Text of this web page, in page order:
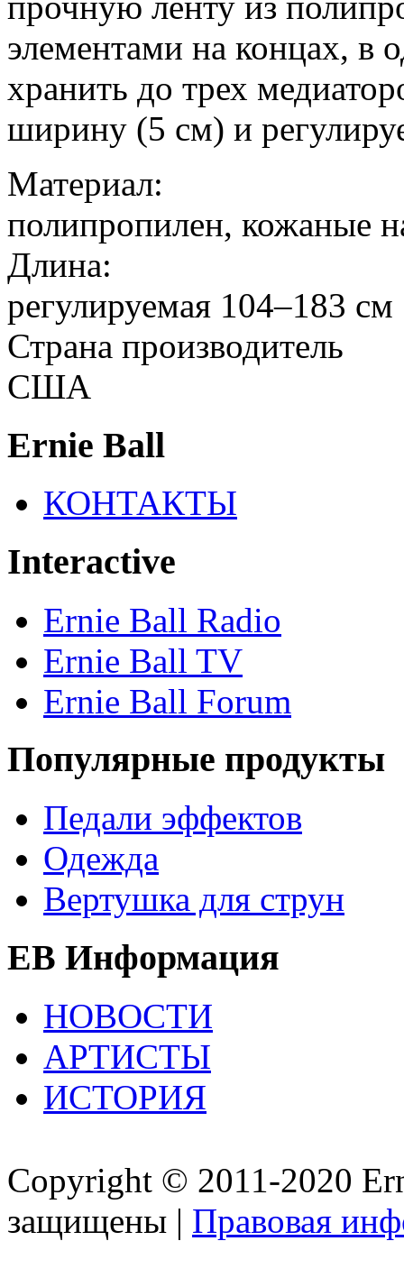
элементами на концах, в
хранить до трех
ширину (5 см) и
Материал:
полипропилен, кожаные
Длина:
регулируемая 104–183 см
Страна производитель
США
Ernie Ball
КОНТАКТЫ
Interactive
Ernie Ball Radio
Ernie Ball TV
Ernie Ball Forum
Популярные продукты
Педали эффектов
Одежда
Вертушка для струн
EB Информация
НОВОСТИ
АРТИСТЫ
ИСТОРИЯ
Copyright © 2011-2020
защищены | Правовая